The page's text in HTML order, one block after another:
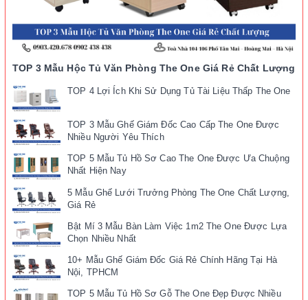
TOP 3 Mẫu Hộc Tủ Văn Phòng The One Giá Rẻ Chất Lượng
TOP 4 Lợi Ích Khi Sử Dụng Tủ Tài Liệu Thấp The One
TOP 3 Mẫu Ghế Giám Đốc Cao Cấp The One Được
Nhiều Người Yêu Thích
TOP 5 Mẫu Tủ Hồ Sơ Cao The One Được Ưa Chuộng
Nhất Hiện Nay
5 Mẫu Ghế Lưới Trưởng Phòng The One Chất Lượng,
Giá Rẻ
Bật Mí 3 Mẫu Bàn Làm Việc 1m2 The One Được Lựa
Chọn Nhiều Nhất
10+ Mẫu Ghế Giám Đốc Giá Rẻ Chính Hãng Tại Hà
Nội, TPHCM
TOP 5 Mẫu Tủ Hồ Sơ Gỗ The One Đẹp Được Nhiều